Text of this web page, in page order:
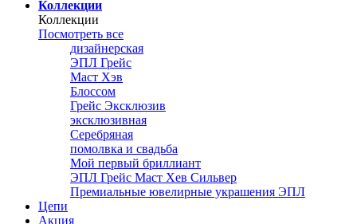
Коллекции
Коллекции
Посмотреть все
дизайнерская
ЭПЛ Грейс
Маст Хэв
Блоссом
Грейс Эксклюзив
эксклюзивная
Серебряная
помолвка и свадьба
Мой первый бриллиант
ЭПЛ Грейс Маст Хев Сильвер
Премиальные ювелирные украшения ЭПЛ
Цепи
Акция